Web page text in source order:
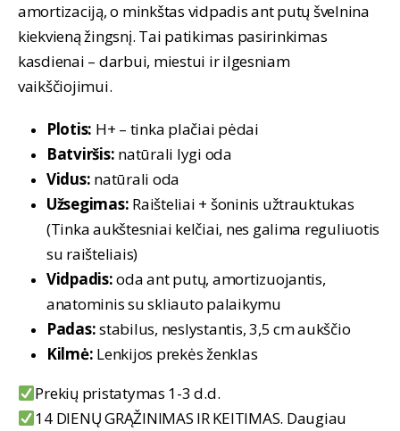
amortizaciją, o minkštas vidpadis ant putų švelnina
kiekvieną žingsnį. Tai patikimas pasirinkimas
kasdienai – darbui, miestui ir ilgesniam
vaikščiojimui.
Plotis: H+ – tinka plačiai pėdai
Batviršis: natūrali lygi oda
Vidus: natūrali oda
Užsegimas: Raišteliai + šoninis užtrauktukas
(Tinka aukštesniai kelčiai, nes galima reguliuotis
su raišteliais)
Vidpadis:oda ant putų, amortizuojantis,
anatominis su skliauto palaikymu
Padas:stabilus, neslystantis, 3,5 cm aukščio
Kilmė: Lenkijos prekės ženklas
Prekių pristatymas 1-3 d.d.
14 DIENŲ GRĄŽINIMAS IR KEITIMAS. Daugiau